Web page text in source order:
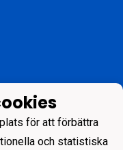
för att förbättra
och statistiska